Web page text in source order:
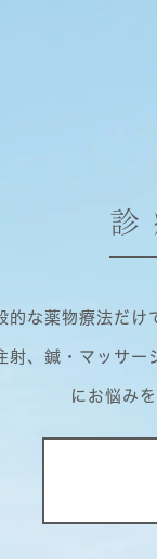
的な薬物療法だけ
射、鍼・マッサー
にお悩み